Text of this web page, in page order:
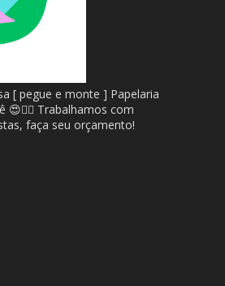
[ pegue e monte ] Papelaria
😍🙂‍↔️ Trabalhamos com
faça seu orçamento!